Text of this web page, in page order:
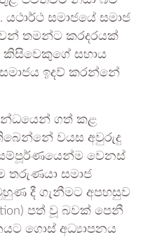
සමාජයේ සමාජ
තමන්ට කරදරයක්
කිසිවෙකුගේ සහාය
ඉදව් කරන්නේ
ගත් කළ
වයස අවුරුදු
සම්පූර්ණයෙන්ම වෙනස්
තරුණයා සමාජ
දී ගැනීමට අපහසුව
පත් වූ බවක් පෙනී
ගොස් අධ්‍යාපනය